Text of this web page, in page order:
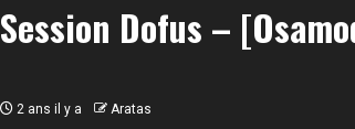
Session Dofus –
2 ans il y a Aratas